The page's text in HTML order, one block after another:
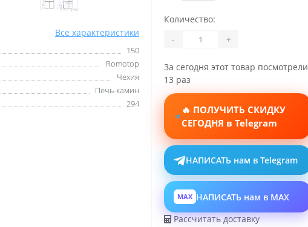
Все характеристики
150
Romotop
Чехия
Печь-камин
294
Количество:
- +
За сегодня этот товар посмотрели
13 раз
🔥 ПОЛУЧИТЬ СКИДКУ
СЕГОДНЯ в Telegram
НАПИСАТЬ нам в Telegram
MAX НАПИСАТЬ нам в MAX
Рассчитать доставку